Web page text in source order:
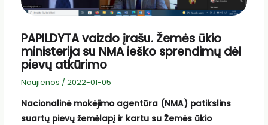
PAPILDYTA vaizdo įrašu. Žemės ūkio
ministerija su NMA ieško sprendimų dėl
pievų atkūrimo
Naujienos / 2022-01-05
Nacionalinė mokėjimo agentūra (NMA) patikslins
suartų pievų žemėlapį ir kartu su Žemės ūkio